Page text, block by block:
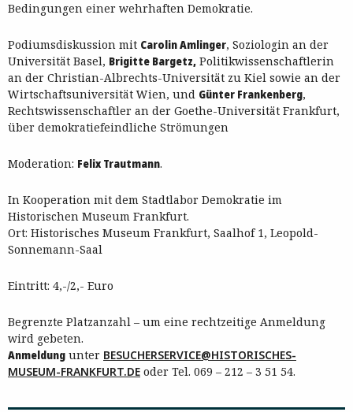
Bedingungen einer wehrhaften Demokratie.
Podiumsdiskussion mit Carolin Amlinger, Soziologin an der
Universität Basel, Brigitte Bargetz, Politikwissenschaftlerin
an der Christian-Albrechts-Universität zu Kiel sowie an der
Wirtschaftsuniversität Wien, und Günter Frankenberg,
Rechtswissenschaftler an der Goethe-Universität Frankfurt,
über demokratiefeindliche Strömungen
Moderation: Felix Trautmann.
In Kooperation mit dem Stadtlabor Demokratie im
Historischen Museum Frankfurt.
Ort: Historisches Museum Frankfurt, Saalhof 1, Leopold-
Sonnemann-Saal
Eintritt: 4,-/2,- Euro
Begrenzte Platzanzahl – um eine rechtzeitige Anmeldung
wird gebeten.
Anmeldung unter BESUCHERSERVICE@HISTORISCHES-
MUSEUM-FRANKFURT.DE oder Tel. 069 – 212 – 3 51 54.